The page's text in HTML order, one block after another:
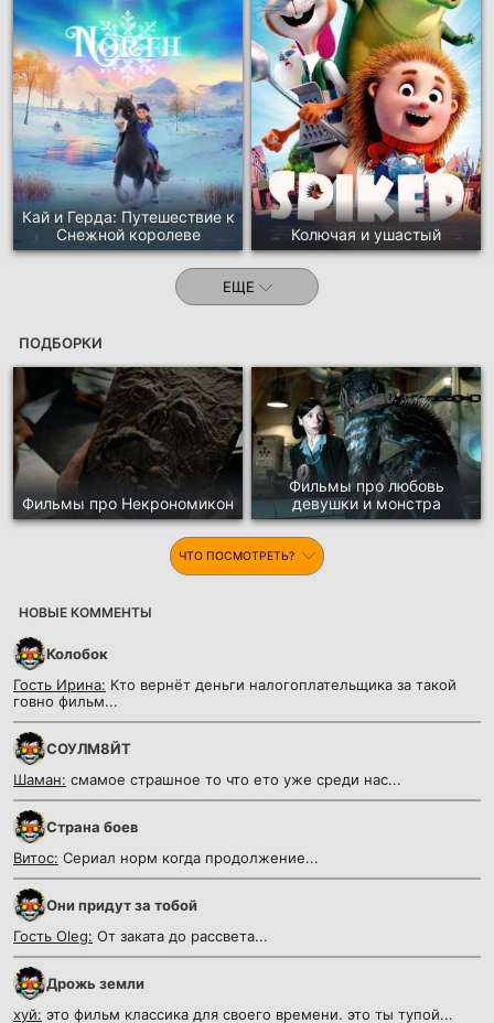
Кай и Герда: Путешествие к
Снежной королеве
Колючая и ушастый
ЕЩЕ
ПОДБОРКИ
Фильмы про Некрономикон
Фильмы про любовь
девушки и монстра
ЧТО ПОСМОТРЕТЬ?
НОВЫЕ КОММЕНТЫ
Колобок
Гость Ирина: Кто вернёт деньги налогоплательщика за такой
говно фильм...
СОУЛМ8ЙТ
Шаман: смамое страшное то что ето уже среди нас...
Страна боев
Витос: Сериал норм когда продолжение...
Они придут за тобой
Гость Oleg: От заката до рассвета...
Дрожь земли
хуй: это фильм классика для своего времени. это ты тупой...